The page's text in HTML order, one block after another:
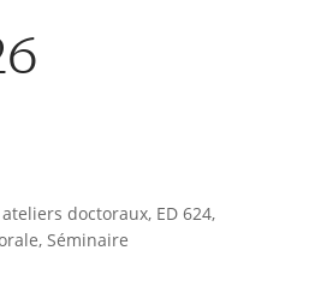
ateliers doctoraux, ED 624,
, Séminaire